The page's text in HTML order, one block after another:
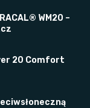
WM20 –
20 Comfort